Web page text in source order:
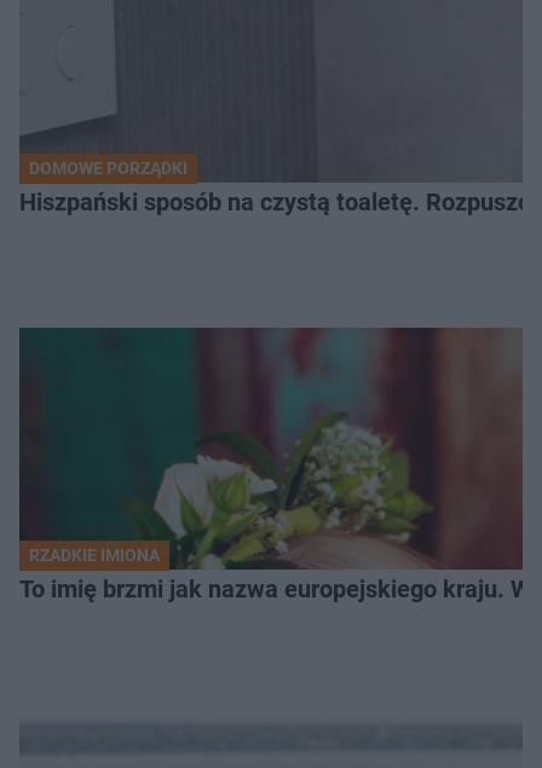
DOMOWE PORZĄDKI
Hiszpański sposób na czystą toaletę.
RZADKIE IMIONA
To imię brzmi jak nazwa europejskiego kraju.